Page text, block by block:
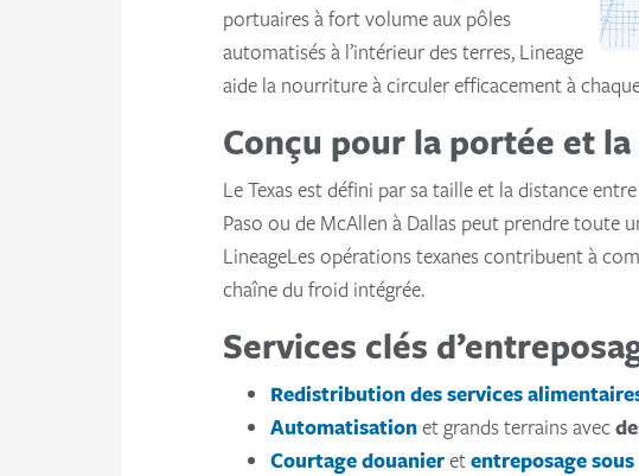
portuaires à fort volume aux pôles
automatisés à l’intérieur des terres, Lineage
aide la nourriture à circuler efficacement à
Conçu pour la portée et
Le Texas est défini par sa taille et la distance
Paso ou de McAllen à Dallas peut prendre toute
LineageLes opérations texanes contribuent à
chaîne du froid intégrée.
Services clés
Redistribution des services
Automatisationet grands terrains avec
Courtage douanieretentreposage